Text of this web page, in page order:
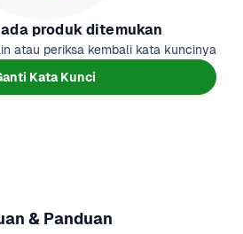
produk ditemukan
atau periksa kembali kata kuncinya
Kata Kunci
& Panduan